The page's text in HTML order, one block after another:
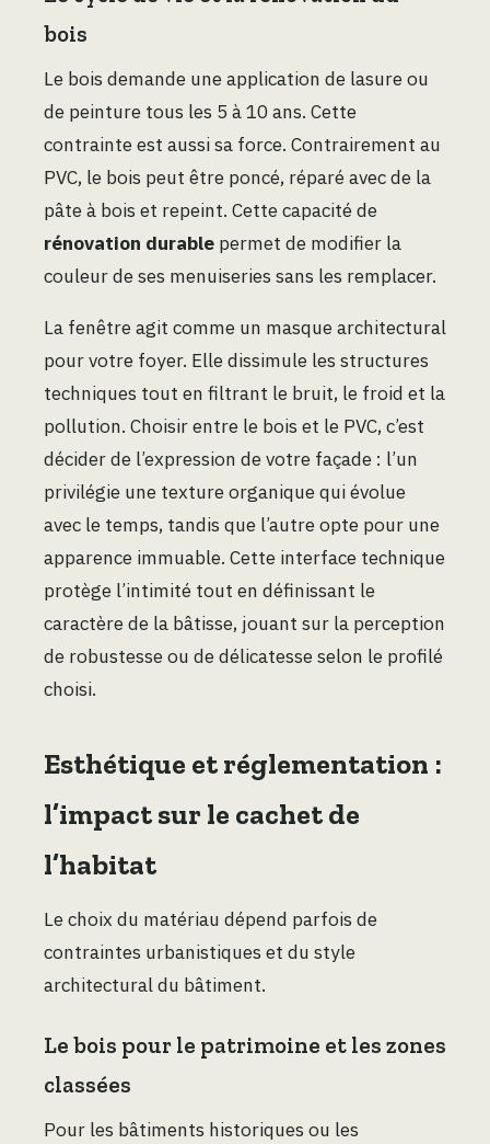
bois
Le bois demande une application de lasure ou
de peinture tous les 5 à 10 ans. Cette
contrainte est aussi sa force. Contrairement au
PVC, le bois peut être poncé, réparé avec de la
pâte à bois et repeint. Cette capacité de
rénovation durable permet de modifier la
couleur de ses menuiseries sans les remplacer.
La fenêtre agit comme un masque architectural
pour votre foyer. Elle dissimule les structures
techniques tout en filtrant le bruit, le froid et la
pollution. Choisir entre le bois et le PVC, c’est
décider de l’expression de votre façade : l’un
privilégie une texture organique qui évolue
avec le temps, tandis que l’autre opte pour une
apparence immuable. Cette interface technique
protège l’intimité tout en définissant le
caractère de la bâtisse, jouant sur la perception
de robustesse ou de délicatesse selon le profilé
choisi.
Esthétique et réglementation :
l’impact sur le cachet de
l’habitat
Le choix du matériau dépend parfois de
contraintes urbanistiques et du style
architectural du bâtiment.
Le bois pour le patrimoine et les zones
classées
Pour les bâtiments historiques ou les